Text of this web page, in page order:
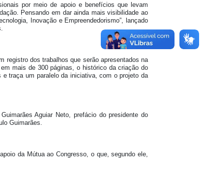
por meio de apoio e benefícios que levam
Pensando em dar ainda mais visibilidade ao
Inovação e Empreendedorismo”, lançado
registro dos trabalhos que serão apresentados na
mais de 300 páginas, o histórico da criação do
traça um paralelo da iniciativa, com o projeto da
Aguiar Neto, prefácio do presidente do
Guimarães.
da Mútua ao Congresso, o que, segundo ele,